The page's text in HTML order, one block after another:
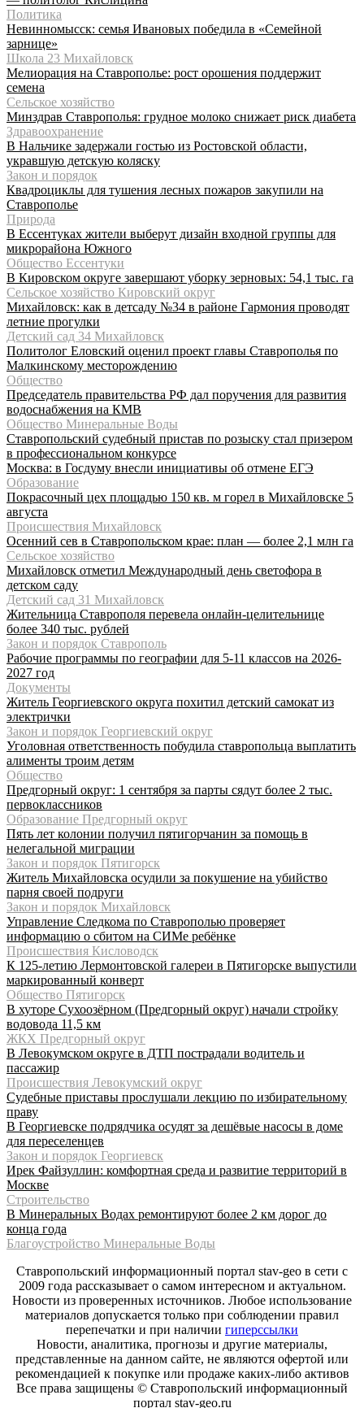
Политика
Невинномысск: семья Ивановых победила в «Семейной
зарнице»
Школа 23 Михайловск
Мелиорация на Ставрополье: рост орошения поддержит
семена
Сельское хозяйство
Минздрав Ставрополья: грудное молоко снижает риск диабета
Здравоохранение
В Нальчике задержали гостью из Ростовской области,
укравшую детскую коляску
Закон и порядок
Квадроциклы для тушения лесных пожаров закупили на
Ставрополье
Природа
В Ессентуках жители выберут дизайн входной группы для
микрорайона Южного
Общество Ессентуки
В Кировском округе завершают уборку зерновых: 54,1 тыс. га
Сельское хозяйство Кировский округ
Михайловск: как в детсаду №34 в районе Гармония проводят
летние прогулки
Детский сад 34 Михайловск
Политолог Еловский оценил проект главы Ставрополья по
Малкинскому месторождению
Общество
Председатель правительства РФ дал поручения для развития
водоснабжения на КМВ
Общество Минеральные Воды
Ставропольский судебный пристав по розыску стал призером
в профессиональном конкурсе
Москва: в Госдуму внесли инициативы об отмене ЕГЭ
Образование
Покрасочный цех площадью 150 кв. м горел в Михайловске 5
августа
Происшествия Михайловск
Осенний сев в Ставропольском крае: план — более 2,1 млн га
Сельское хозяйство
Михайловск отметил Международный день светофора в
детском саду
Детский сад 31 Михайловск
Жительница Ставрополя перевела онлайн-целительнице
более 340 тыс. рублей
Закон и порядок Ставрополь
Рабочие программы по географии для 5-11 классов на 2026-
2027 год
Документы
Житель Георгиевского округа похитил детский самокат из
электрички
Закон и порядок Георгиевский округ
Уголовная ответственность побудила ставропольца выплатить
алименты троим детям
Общество
Предгорный округ: 1 сентября за парты сядут более 2 тыс.
первоклассников
Образование Предгорный округ
Пять лет колонии получил пятигорчанин за помощь в
нелегальной миграции
Закон и порядок Пятигорск
Житель Михайловска осудили за покушение на убийство
парня своей подруги
Закон и порядок Михайловск
Управление Следкома по Ставрополью проверяет
информацию о сбитом на СИМе ребёнке
Происшествия Кисловодск
К 125-летию Лермонтовской галереи в Пятигорске выпустили
маркированный конверт
Общество Пятигорск
В хуторе Сухоозёрном (Предгорный округ) начали стройку
водовода 11,5 км
ЖКХ Предгорный округ
В Левокумском округе в ДТП пострадали водитель и
пассажир
Происшествия Левокумский округ
Судебные приставы прослушали лекцию по избирательному
праву
В Георгиевске подрядчика осудят за дешёвые насосы в доме
для переселенцев
Закон и порядок Георгиевск
Ирек Файзуллин: комфортная среда и развитие территорий в
Москве
Строительство
В Минеральных Водах ремонтируют более 2 км дорог до
конца года
Благоустройство Минеральные Воды
Ставропольский информационный портал stav-geo в сети с
2009 года рассказывает о самом интересном и актуальном.
Новости из проверенных источников. Любое использование
материалов допускается только при соблюдении правил
перепечатки и при наличии гиперссылки
Новости, аналитика, прогнозы и другие материалы,
представленные на данном сайте, не являются офертой или
рекомендацией к покупке или продаже каких-либо активов
Все права защищены © Ставропольский информационный
портал stav-geo.ru